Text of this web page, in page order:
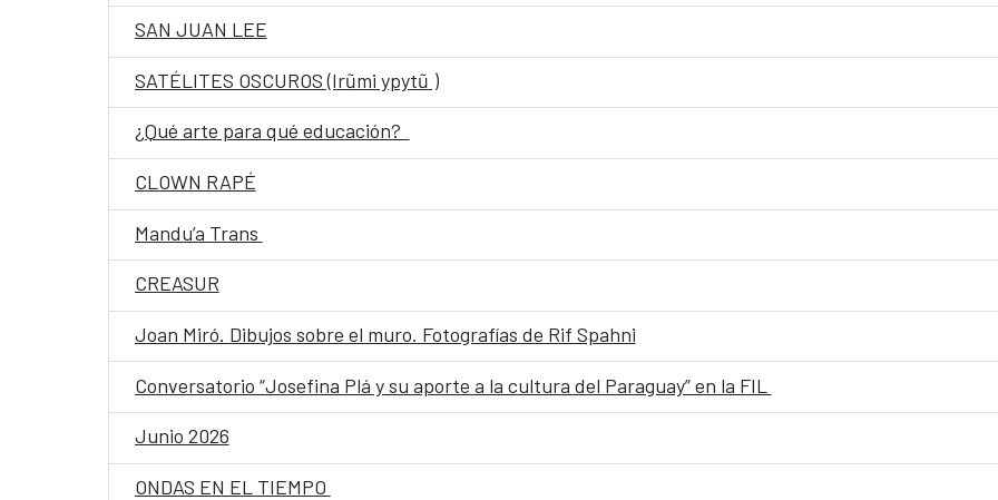
SAN JUAN LEE
SATÉLITES OSCUROS (Irũmi ypytũ )
¿Qué arte para qué educación?
CLOWN RAPÉ
Mandu’a Trans
CREASUR
Joan Miró. Dibujos sobre el muro. Fotografías de Rif Spahni
Conversatorio “Josefina Plá y su aporte a la cultura del Paraguay” en la FIL
Junio 2026
ONDAS EN EL TIEMPO